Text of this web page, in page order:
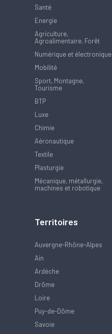
Santé
Energie
Agriculture,
Agroalimentaire, Forêt
Numérique et électronique
Mobilité
Sport, Montagne,
Tourisme
BTP
Luxe
Chimie
Aéronautique
Textile
Plasturgie
Mécanique, métallurgie,
machines et robotique
Territoires
Auvergne-Rhône-Alpes
Ain
Ardèche
Drôme
Loire
Puy-de-Dôme
Savoie